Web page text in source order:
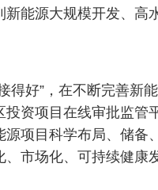
能源大规模开发、高
得好”，在不断完善新
资项目在线审批监管
项目科学布局、储备
市场化、可持续健康